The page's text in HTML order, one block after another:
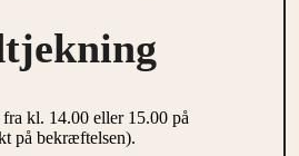
kl. 14.00 eller 15.00 på
på bekræftelsen).